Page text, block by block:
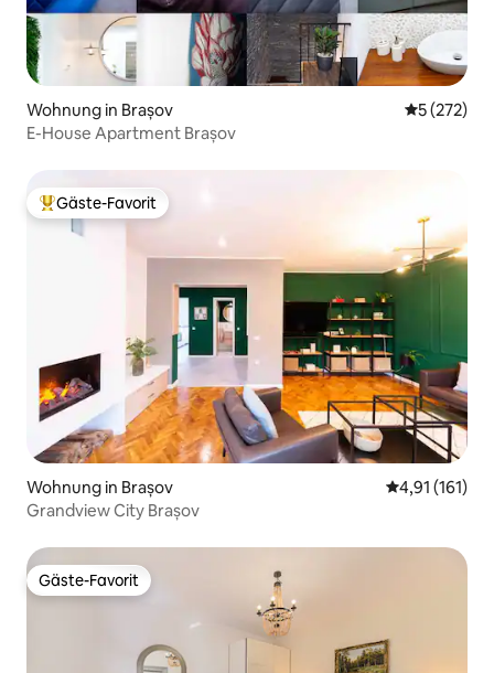
Wohnung in Brașov
5 (272)
E-House Apartment Brașov
Beliebter Gäste-Favorit.
Gäste-Favorit
Wohnung in Brașov
4,91 (161)
Grandview City Brașov
Gäste-Favorit
Gäste-Favorit